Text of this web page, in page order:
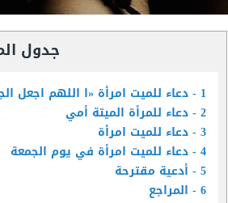
جدول
1 دعاء للميت امرأة «ا اللهم اجعل
2 دعاء للمرأة الميتة أمي
3 دعاء للميت امرأة
4 دعاء للميت امرأة في يوم الجمعة
5 أدعية مقترحة
6 المراجع